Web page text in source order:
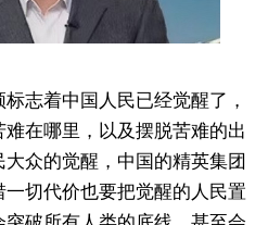
志着中国人民已经觉醒了，
在哪里，以及摆脱苦难的出
众的觉醒，中国的精英集团
切代价也要把觉醒的人民置